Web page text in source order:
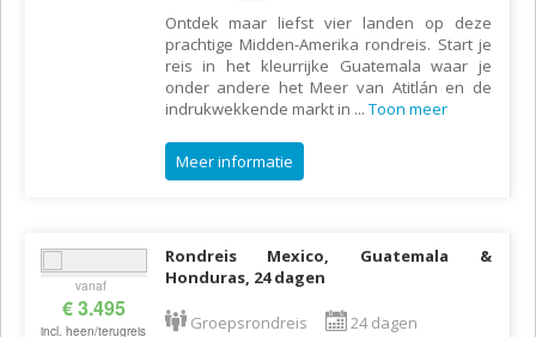
Ontdek maar liefst vier landen op deze
prachtige Midden-Amerika rondreis. Start je
reis in het kleurrijke Guatemala waar je
onder andere het Meer van Atitlán en de
indrukwekkende markt in ... Toon meer
Meer informatie
vanaf
€ 3.495
incl. heen/terugreis
Rondreis Mexico, Guatemala &
Honduras, 24 dagen
Groepsrondreis
24 dagen